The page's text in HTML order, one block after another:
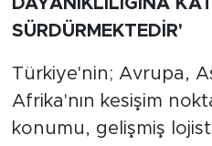
DAYANIKLILIĞINA
SÜRDÜRMEKTEDİR'
Türkiye'nin; Avrupa,
Afrika'nın kesişim
konumu, gelişmiş